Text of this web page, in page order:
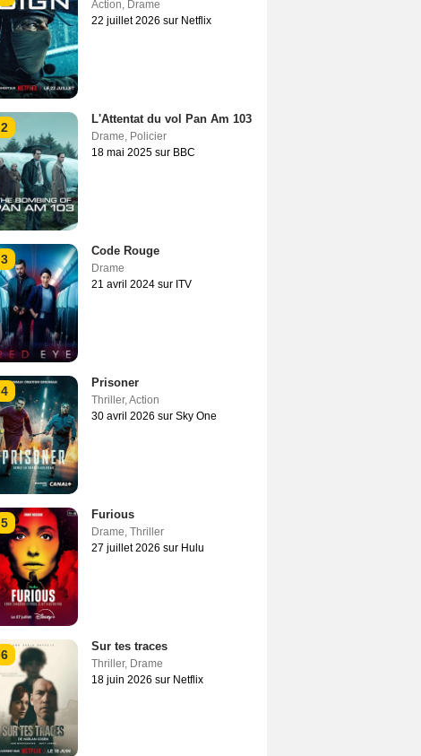
Action, Drame
22 juillet 2026 sur Netflix
2
L'Attentat du vol Pan Am 103
Drame, Policier
18 mai 2025 sur BBC
3
Code Rouge
Drame
21 avril 2024 sur ITV
4
Prisoner
Thriller,Action
30 avril 2026 sur Sky One
5
Furious
Drame, Thriller
27 juillet 2026 sur Hulu
6
Sur tes traces
Thriller, Drame
18 juin 2026 sur Netflix